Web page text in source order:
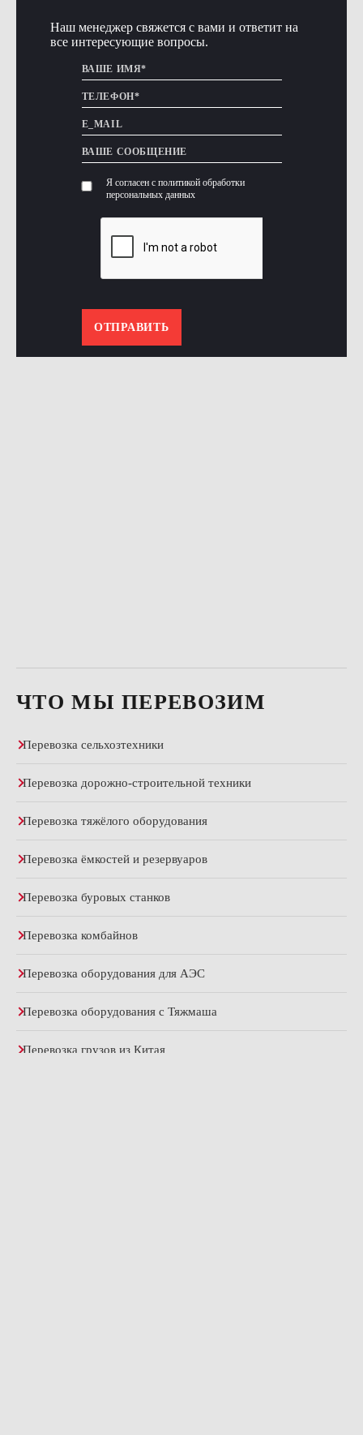
Наш менеджер свяжется с вами и ответит на
все интересующие вопросы.
Я согласен с политикой обработки
персональных данных
ОТПРАВИТЬ
ЧТО МЫ ПЕРЕВОЗИМ
Перевозка сельхозтехники
Перевозка дорожно-строительной техники
Перевозка тяжёлого оборудования
Перевозка ёмкостей и резервуаров
Перевозка буровых станков
Перевозка комбайнов
Перевозка оборудования для АЭС
Перевозка оборудования с Тяжмаша
Перевозка грузов из Китая